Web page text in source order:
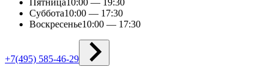
Пятница10:00 — 19:30
Суббота10:00 — 17:30
Воскресенье10:00 — 17:30
+7(495) 585-46-29